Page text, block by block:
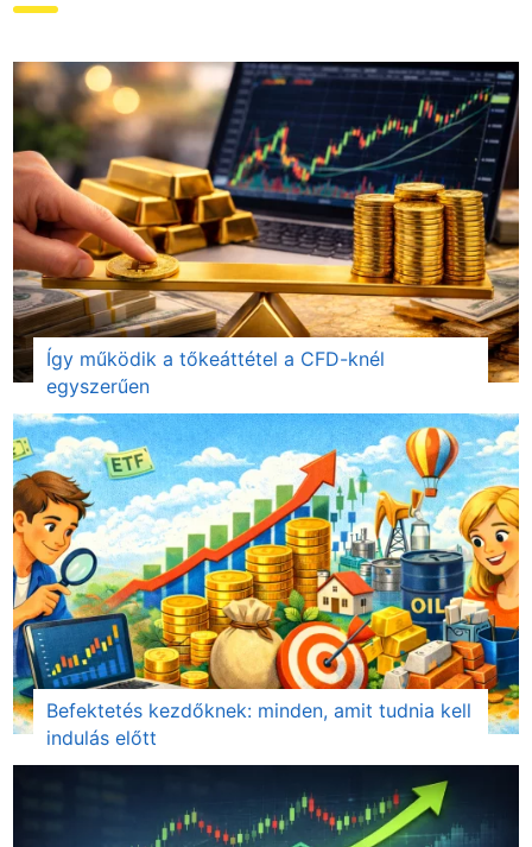
Így működik a tőkeáttétel a CFD-knél
egyszerűen
Befektetés kezdőknek: minden, amit tudnia kell
indulás előtt